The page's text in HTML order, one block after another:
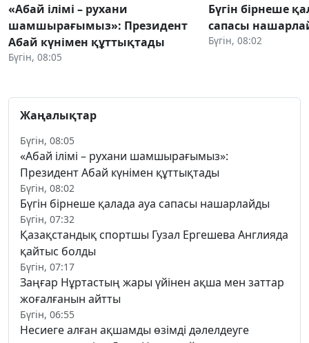
«Абай ілімі – рухани
шамшырағымыз»: Президент
Абай күнімен құттықтады
Бүгін, 08:05
Бүгін бірнеше
сапасы
Бүгін, 08:02
Жаңалықтар
Бүгін, 08:05
«Абай ілімі – рухани шамшырағымыз»:
Президент Абай күнімен құттықтады
Бүгін, 08:02
Бүгін бірнеше қалада ауа сапасы нашарлайды
Бүгін, 07:32
Қазақстандық спортшы Гузал Ергешева Англияда
қайтыс болды
Бүгін, 07:17
Заңғар Нұртастың жары үйінен ақша мен заттар
жоғалғанын айтты
Бүгін, 06:55
Несиеге алған ақшамды өзімді дәлелдеуге